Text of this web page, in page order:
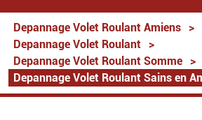
Depannage Volet Roulant Amiens
>
Depannage Volet Roulant
>
Depannage Volet Roulant Somme
>
Depannage Volet Roulant Sains en